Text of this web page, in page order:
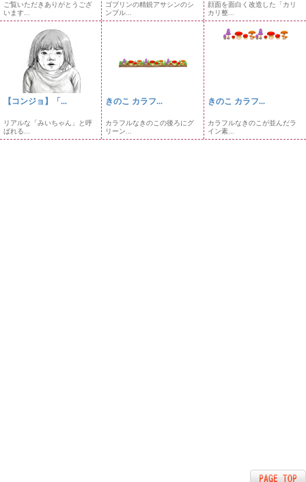
ご覧いただきありがとうござ
います...
ゴブリンの精鋭アサシンのシ
ンプル...
顔面を面白く改造した「カリ
カリ整...
【コンジョ】「...
リアルな「みいちゃん」と呼
ばれる...
きのこ カラフ...
カラフルなきのこの後ろにグ
リーン...
きのこ カラフ...
カラフルなきのこが並んだラ
イン素...